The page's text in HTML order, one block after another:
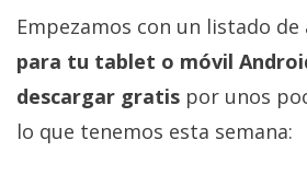
Empezamos con un listado de
para tu tablet o móvil
descargar gratis por unos
lo que tenemos esta semana: